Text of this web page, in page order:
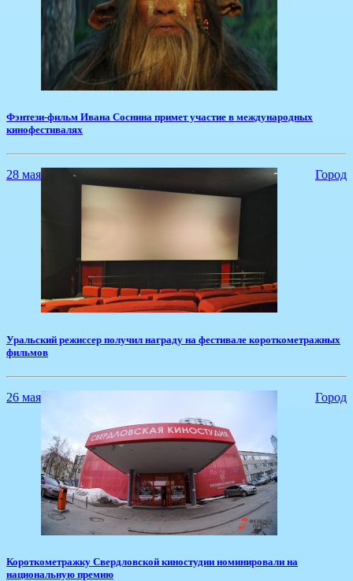
​Фэнтези-фильм Ивана Соснина примет участие в международных
кинофестивалях
28 мая Город
Уральский режиссер получил награду на фестивале короткометражных
фильмов
26 мая Город
​Короткометражку Свердловской киностудии номинировали на
национальную премию